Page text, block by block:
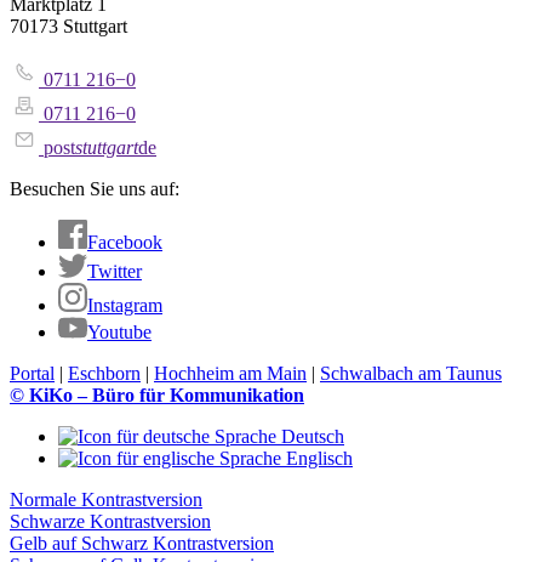
Marktplatz 1
70173 Stuttgart
0711 216−0
0711 216−0
poststuttgartde
Besuchen Sie uns auf:
Facebook
Twitter
Instagram
Youtube
Portal | Eschborn | Hochheim am Main | Schwalbach am Taunus
© KiKo – Büro für Kommunikation
Deutsch
Englisch
Normale Kontrastversion
Schwarze Kontrastversion
Gelb auf Schwarz Kontrastversion